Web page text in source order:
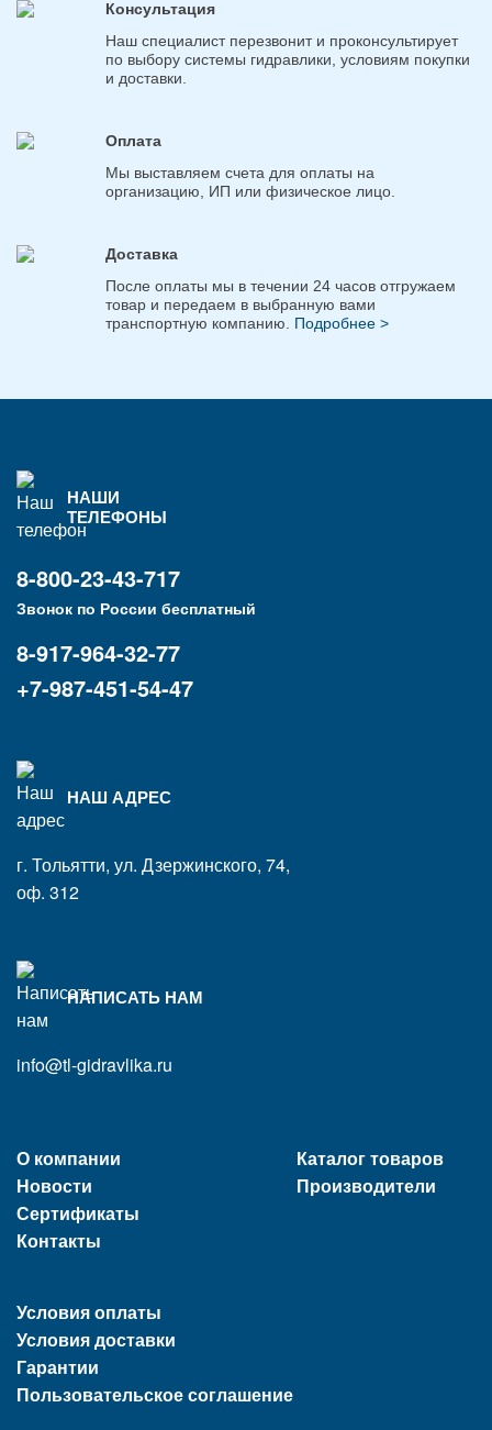
Консультация
Наш специалист перезвонит и проконсультирует
по выбору системы гидравлики, условиям покупки
и доставки.
Оплата
Мы выставляем счета для оплаты на
организацию, ИП или физическое лицо.
Доставка
После оплаты мы в течении 24 часов отгружаем
товар и передаем в выбранную вами
транспортную компанию. Подробнее >
НАШИ
ТЕЛЕФОНЫ
8-800-23-43-717
Звонок по России бесплатный
8-917-964-32-77
+7-987-451-54-47
НАШ АДРЕС
г. Тольятти, ул. Дзержинского, 74,
оф. 312
НАПИСАТЬ НАМ
info@tl-gidravlika.ru
О компании
Новости
Сертификаты
Контакты
Условия оплаты
Условия доставки
Гарантии
Пользовательское соглашение
Каталог товаров
Производители